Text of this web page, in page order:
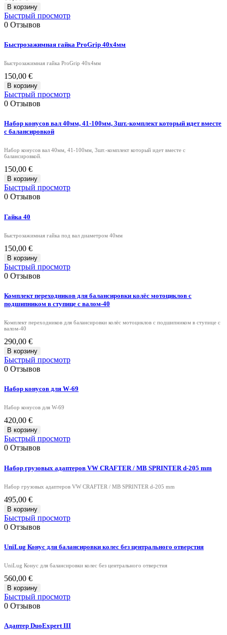
В корзину
Быстрый просмотр
0 Отзывов
Быстрозажимная гайка ProGrip 40x4мм
Быстрозажимная гайка ProGrip 40x4мм
150,00 €
В корзину
Быстрый просмотр
0 Отзывов
Набор конусов вал 40мм, 41-100мм, 3шт.-комплект который идет вместе
с балансировкой
Набор конусов вал 40мм, 41-100мм, 3шт.-комплект который идет вместе с
балансировкой.
150,00 €
В корзину
Быстрый просмотр
0 Отзывов
Гайка 40
Быстрозажимная гайка под вал диаметром 40мм
150,00 €
В корзину
Быстрый просмотр
0 Отзывов
Комплект переходников для балансировки колёс мотоциклов с
подшипником в ступице с валом-40
Комплект переходников для балансировки колёс мотоциклов с подшипником в ступице с
валом-40
290,00 €
В корзину
Быстрый просмотр
0 Отзывов
Набор конусов для W-69
Набор конусов для W-69
420,00 €
В корзину
Быстрый просмотр
0 Отзывов
Набор грузовых адаптеров VW CRAFTER / MB SPRINTER d-205 mm
Набор грузовых адаптеров VW CRAFTER / MB SPRINTER d-205 mm
495,00 €
В корзину
Быстрый просмотр
0 Отзывов
UniLug Конус для балансировки колес без центрального отверстия
UniLug Конус для балансировки колес без центрального отверстия
560,00 €
В корзину
Быстрый просмотр
0 Отзывов
Адаптер DuoExpert III